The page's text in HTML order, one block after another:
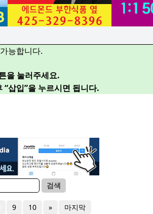
능합니다.
을 눌러주세요.
삽입”을 누르시면 됩니다.
검색
9 10 » 마지막